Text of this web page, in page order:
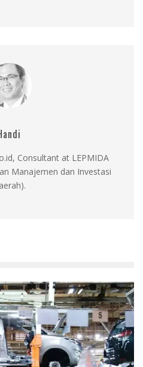
Consultant at LEPMIDA
Manajemen dan Investasi